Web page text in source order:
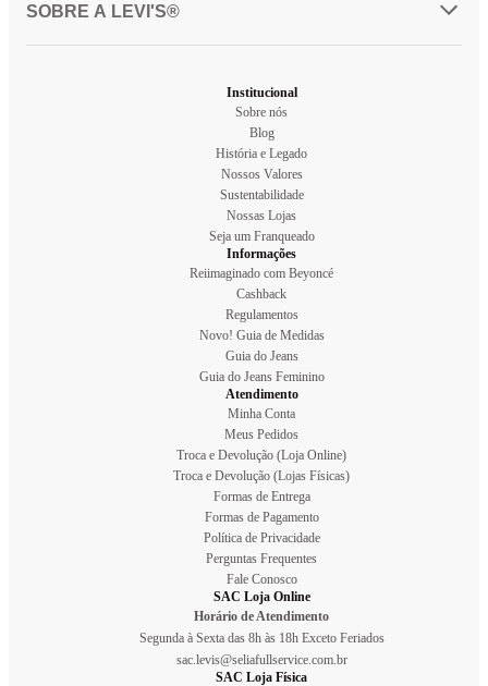
SOBRE A LEVI'S®
Institucional
Sobre nós
Blog
História e Legado
Nossos Valores
Sustentabilidade
Nossas Lojas
Seja um Franqueado
Informações
Reiimaginado com Beyoncé
Cashback
Regulamentos
Novo! Guia de Medidas
Guia do Jeans
Guia do Jeans Feminino
Atendimento
Minha Conta
Meus Pedidos
Troca e Devolução (Loja Online)
Troca e Devolução (Lojas Físicas)
Formas de Entrega
Formas de Pagamento
Política de Privacidade
Perguntas Frequentes
Fale Conosco
SAC Loja Online
Horário de Atendimento
Segunda à Sexta das 8h às 18h Exceto Feriados
sac.levis@seliafullservice.com.br
SAC Loja Física